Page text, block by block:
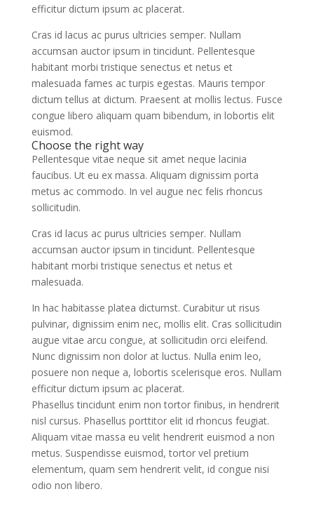
efficitur dictum ipsum ac placerat.
Cras id lacus ac purus ultricies semper. Nullam
accumsan auctor ipsum in tincidunt. Pellentesque
habitant morbi tristique senectus et netus et
malesuada fames ac turpis egestas. Mauris tempor
dictum tellus at dictum. Praesent at mollis lectus. Fusce
congue libero aliquam quam bibendum, in lobortis elit
euismod.
Choose the right way
Pellentesque vitae neque sit amet neque lacinia
faucibus. Ut eu ex massa. Aliquam dignissim porta
metus ac commodo. In vel augue nec felis rhoncus
sollicitudin.
Cras id lacus ac purus ultricies semper. Nullam
accumsan auctor ipsum in tincidunt. Pellentesque
habitant morbi tristique senectus et netus et
malesuada.
In hac habitasse platea dictumst. Curabitur ut risus
pulvinar, dignissim enim nec, mollis elit. Cras sollicitudin
augue vitae arcu congue, at sollicitudin orci eleifend.
Nunc dignissim non dolor at luctus. Nulla enim leo,
posuere non neque a, lobortis scelerisque eros. Nullam
efficitur dictum ipsum ac placerat.
Phasellus tincidunt enim non tortor finibus, in hendrerit
nisl cursus. Phasellus porttitor elit id rhoncus feugiat.
Aliquam vitae massa eu velit hendrerit euismod a non
metus. Suspendisse euismod, tortor vel pretium
elementum, quam sem hendrerit velit, id congue nisi
odio non libero.